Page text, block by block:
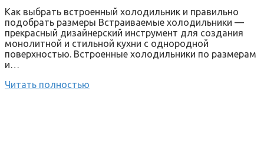
Как выбрать встроенный холодильник и правильно
подобрать размеры Встраиваемые холодильники —
прекрасный дизайнерский инструмент для создания
монолитной и стильной кухни с однородной
поверхностью. Встроенные холодильники по размерам
и…
Читать полностью